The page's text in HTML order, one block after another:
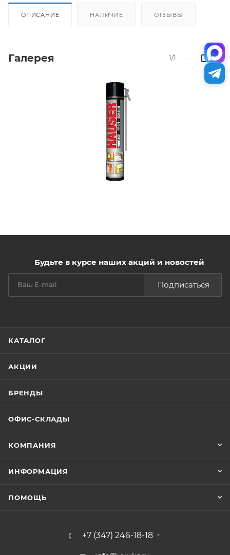
ОПИСАНИЕ НАЛИЧИЕ ОТЗЫВЫ
Галерея 1/1
Будьте в курсе наших акций и новостей
Подписаться
КАТАЛОГ
АКЦИИ
БРЕНДЫ
ОФИС-СКЛАДЫ
КОМПАНИЯ
ИНФОРМАЦИЯ
ПОМОЩЬ
+7 (347) 246-18-18